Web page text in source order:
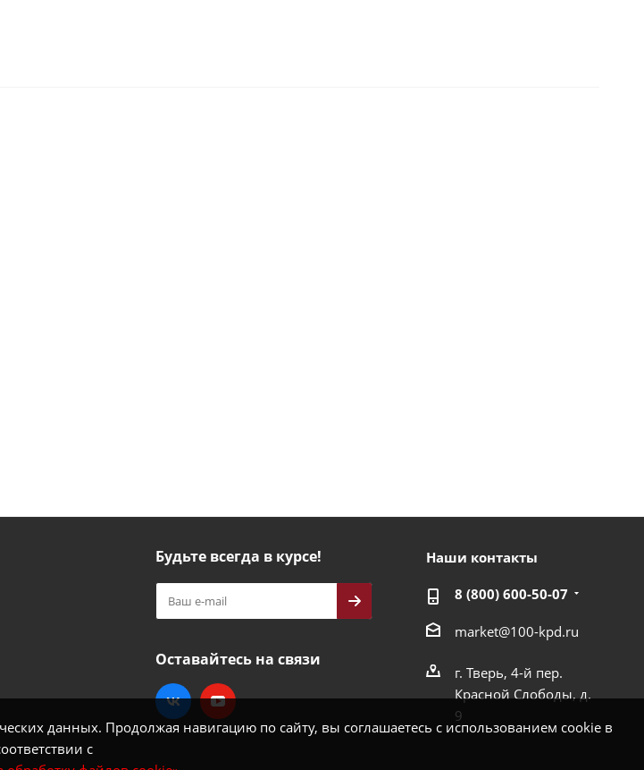
данных. Продолжая навигацию по сайту, вы соглашаетесь с использованием cookie в
с
Будьте всегда в курсе!
Оставайтесь на связи
Наши контакты
8 (800) 600-50-07
market@100-kpd.ru
г. Тверь, 4-й пер.
Красной Слободы, д.
9